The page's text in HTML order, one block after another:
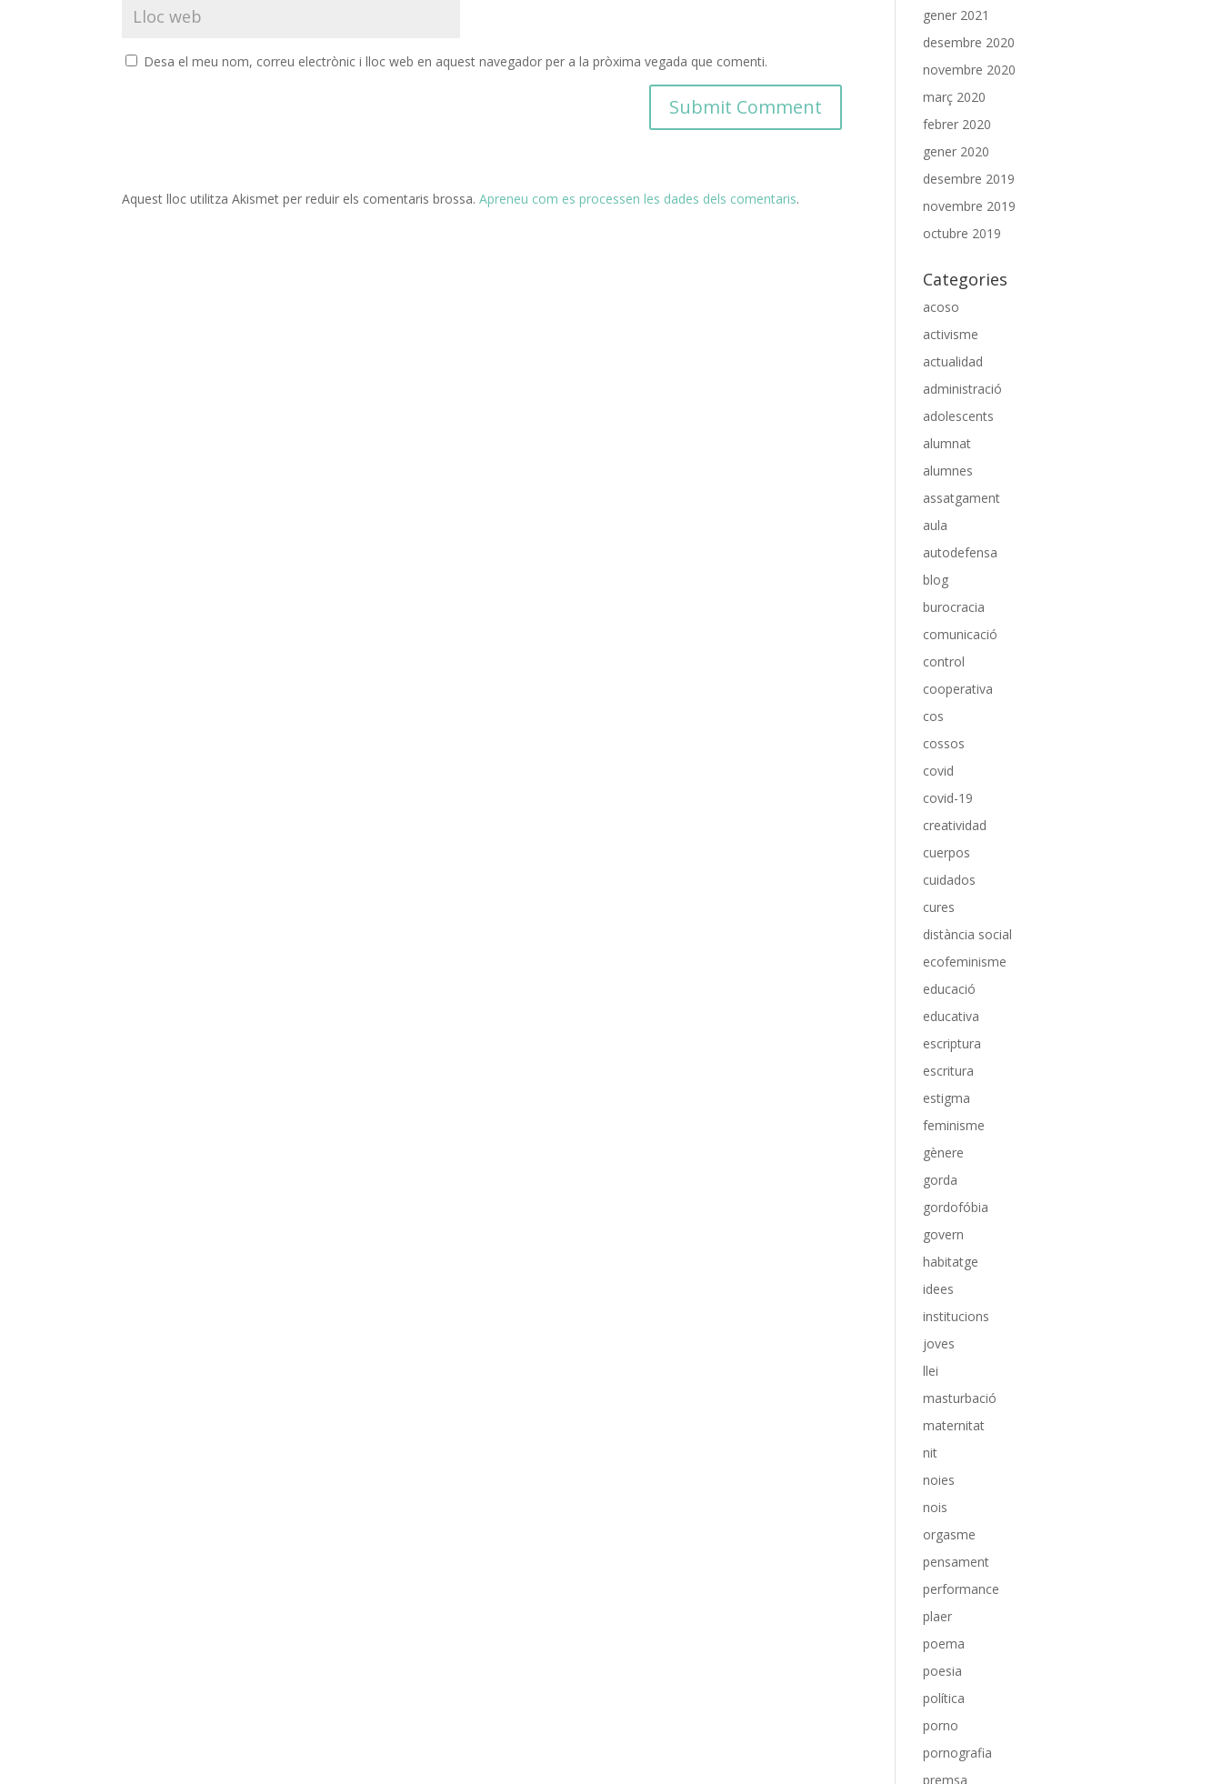
Desa el meu nom, correu electrònic i lloc web en aquest navegador per a la pròxima vegada que comenti.
Aquest lloc utilitza Akismet per reduir els comentaris brossa.Apreneu com es processen les dades dels comentaris.
gener 2021
desembre 2020
novembre 2020
març 2020
febrer 2020
gener 2020
desembre 2019
novembre 2019
octubre 2019
Categories
acoso
activisme
actualidad
administració
adolescents
alumnat
alumnes
assatgament
aula
autodefensa
blog
burocracia
comunicació
control
cooperativa
cos
cossos
covid
covid-19
creatividad
cuerpos
cuidados
cures
distància social
ecofeminisme
educació
educativa
escriptura
escritura
estigma
feminisme
gènere
gorda
gordofóbia
govern
habitatge
idees
institucions
joves
llei
masturbació
maternitat
nit
noies
nois
orgasme
pensament
performance
plaer
poema
poesia
política
porno
pornografia
premsa